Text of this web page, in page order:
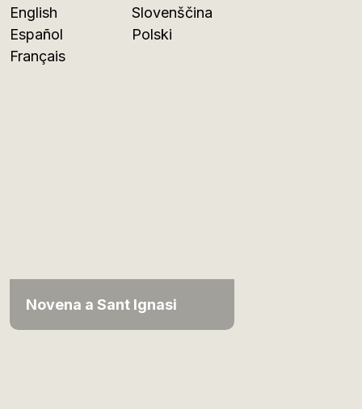
English
Español
Français
Slovenščina
Polski
Novena a Sant Ignasi